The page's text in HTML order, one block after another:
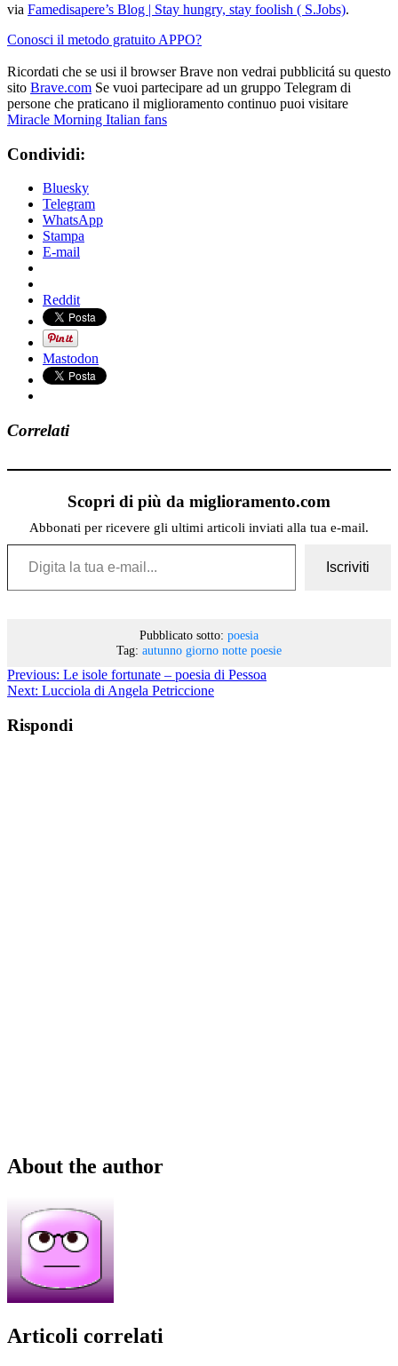
via Famedisapere’s Blog | Stay hungry, stay foolish ( S.Jobs).
Conosci il metodo gratuito APPO?
Ricordati che se usi il browser Brave non vedrai pubblicitá su questo
sito Brave.com Se vuoi partecipare ad un gruppo Telegram di
persone che praticano il miglioramento continuo puoi visitare
Miracle Morning Italian fans
Condividi:
Bluesky
Telegram
WhatsApp
Stampa
E-mail
Reddit
Mastodon
Correlati
Scopri di più da miglioramento.com
Abbonati per ricevere gli ultimi articoli inviati alla tua e-mail.
Digita la tua e-mail...
Iscriviti
Pubblicato sotto: poesia
Tag: autunno giorno notte poesie
Previous: Le isole fortunate – poesia di Pessoa
Next: Lucciola di Angela Petriccione
Rispondi
About the author
Articoli correlati